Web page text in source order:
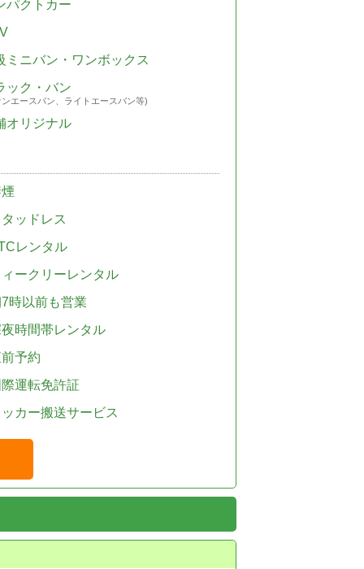
パクトカー
ミニバン・ワンボックス
ック・バン
エースバン、ライトエースバン等)
オリジナル
ッドレス
レンタル
ークリーレンタル
時以前も営業
時間帯レンタル
予約
運転免許証
カー搬送サービス